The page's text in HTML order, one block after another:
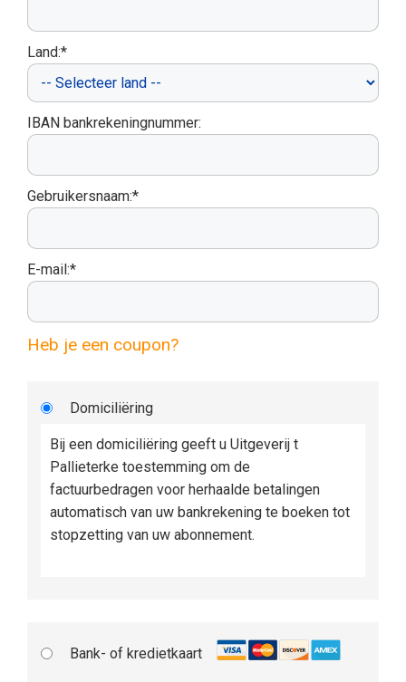
Land:*
IBAN bankrekeningnummer:
Gebruikersnaam:*
E-mail:*
Heb je een coupon?
Domiciliëring
Bij een domiciliëring geeft u Uitgeverij t
Pallieterke toestemming om de
factuurbedragen voor herhaalde betalingen
automatisch van uw bankrekening te boeken tot
stopzetting van uw abonnement.
Bank- of kredietkaart